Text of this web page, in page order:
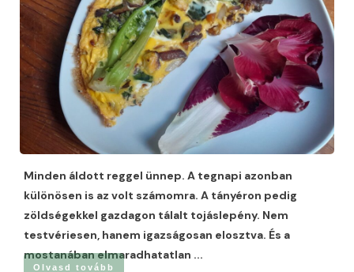
Minden áldott reggel ünnep. A tegnapi azonban
különösen is az volt számomra. A tányéron pedig
zöldségekkel gazdagon tálalt tojáslepény. Nem
testvériesen, hanem igazságosan elosztva. És a
mostanában elmaradhatatlan ...
Olvasd tovább